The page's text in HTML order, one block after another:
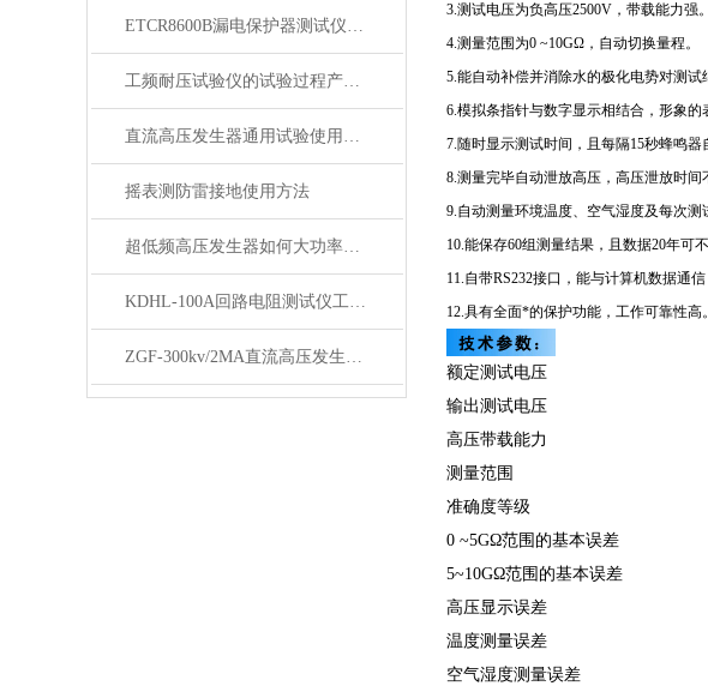
ETCR8600B漏电保护器测试仪 性能
工频耐压试验仪的试验过程产品讲解
直流高压发生器通用试验使用方法操作步骤
摇表测防雷接地使用方法
超低频高压发生器如何大功率发动机耐压试验方法
KDHL-100A回路电阻测试仪工作原理及操作方式
ZGF-300kv/2MA直流高压发生器技术参数特点
3.测试电压为负高压2500V，带载能力强
4.测量范围为0 ~10GΩ，自动切换量程。
5.能自动补偿并消除水的极化电势对测
6.模拟条指针与数字显示相结合，形象的
7.随时显示测试时间，且每隔15秒蜂鸣器
8.测量完毕自动泄放高压，高压泄放时间
9.自动测量环境温度、空气湿度及每次测
10.能保存60组测量结果，且数据20年可不
11.自带RS232接口，能与计算机数据通
12.具有全面*的保护功能，工作可靠性高。
额定测试电压
输出测试电压
高压带载能力
测量范围
准确度等级
0 ~5GΩ范围的基本误差
5~10GΩ范围的基本误差
高压显示误差
温度测量误差
空气湿度测量误差